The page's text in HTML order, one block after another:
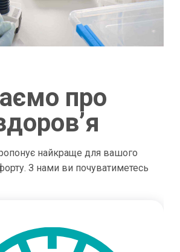
про
найкраще для вашого
З нами ви почуватиметесь